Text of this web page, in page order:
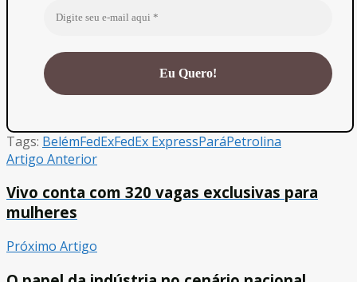
Tags: BelémFedExFedEx ExpressParáPetrolina
Artigo Anterior
Vivo conta com 320 vagas exclusivas para
mulheres
Próximo Artigo